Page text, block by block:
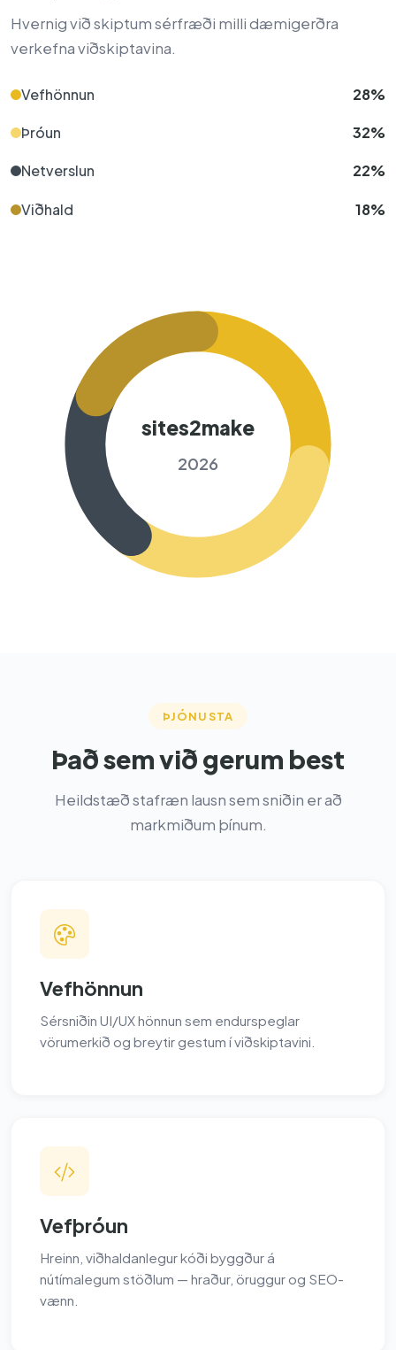
Hvernig við skiptum sérfræði milli dæmigerðra
verkefna viðskiptavina.
Vefhönnun 28%
Þróun 32%
Netverslun 22%
Viðhald 18%
sites2make
2026
ÞJÓNUSTA
Það sem við gerum best
Heildstæð stafræn lausn sem sniðin er að
markmiðum þínum.
Vefhönnun
Sérsniðin UI/UX hönnun sem endurspeglar
vörumerkið og breytir gestum í viðskiptavini.
Vefþróun
Hreinn, viðhaldanlegur kóði byggður á
nútímalegum stöðlum — hraður, öruggur og SEO-
vænn.